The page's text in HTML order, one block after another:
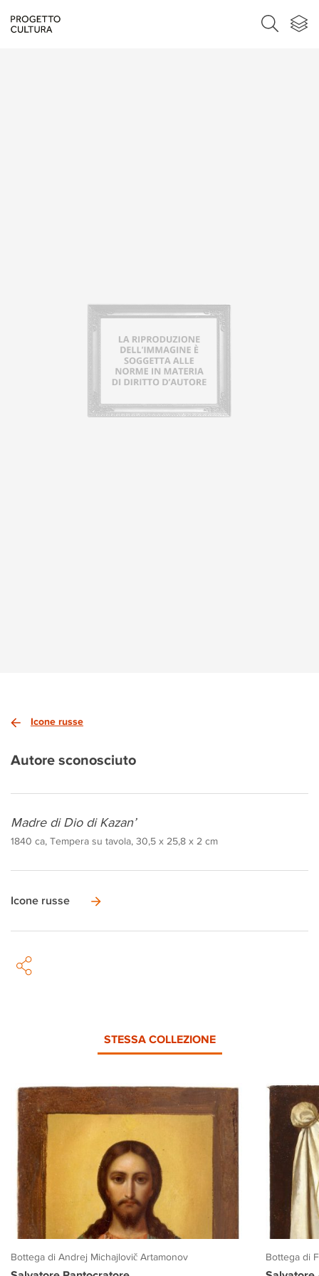
Icone russe
Autore sconosciuto
Madre di Dio di Kazan’
1840 ca, Tempera su tavola, 30,5 x 25,8 x 2 cm
Icone russe
STESSA COLLEZIONE
Bottega di Andrej Michajlovič Artamonov Bottega di